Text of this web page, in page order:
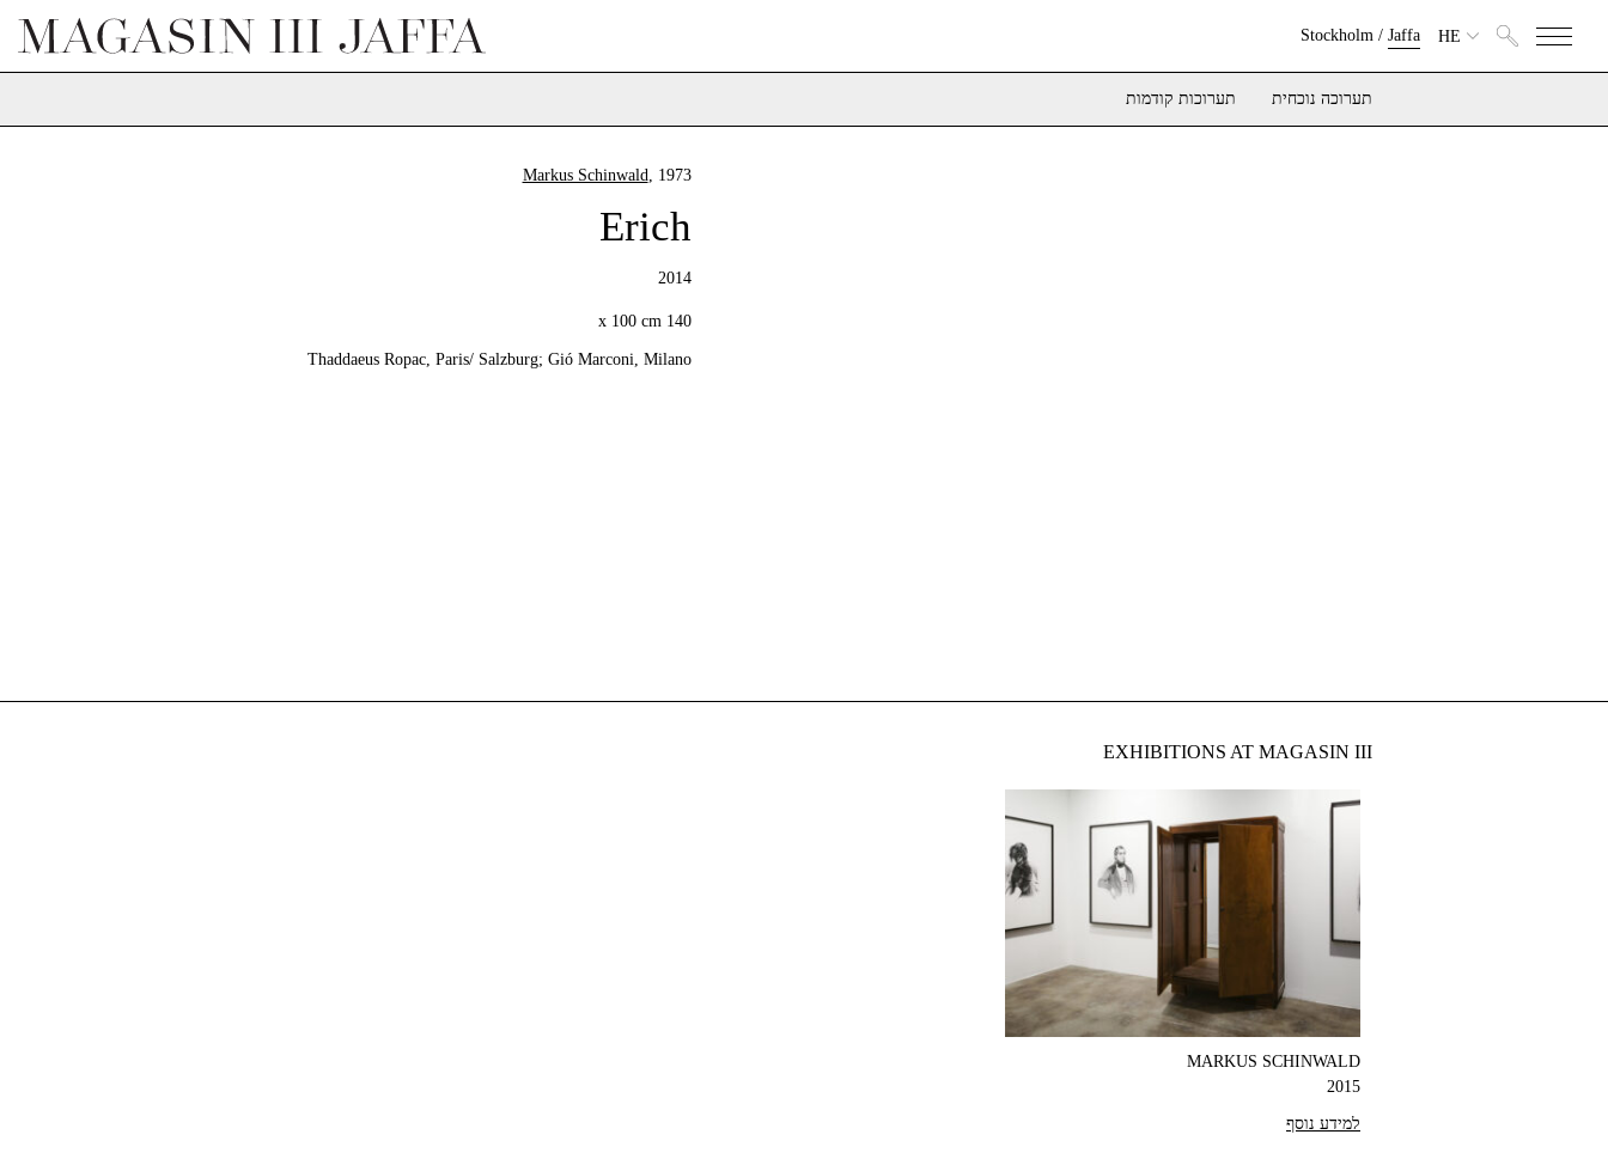
Stockholm/ Jaffa HE
תערוכה נוכחית תערוכות קודמות
Markus Schinwald, 1973
Erich
2014
140 x 100 cm
Thaddaeus Ropac, Paris/ Salzburg; Gió Marconi, Milano
EXHIBITIONS AT MAGASIN III
MARKUS SCHINWALD
2015
למידע נוסף